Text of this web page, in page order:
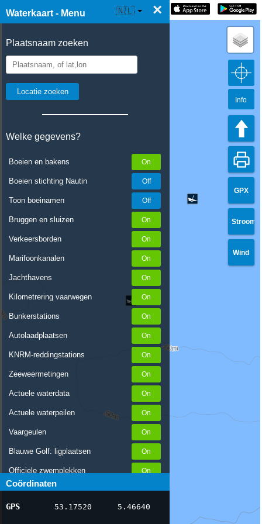
Waterkaart - Menu ×
Plaatsnaam zoeken
Welke gegevens?
Boeien en bakens
Boeien stichting Nautin
Toon boeinamen
Bruggen en sluizen
Verkeersborden
Marifoonkanalen
Jachthavens
Kilometrering vaarwegen
Bunkerstations
Autolaadplaatsen
KNRM-reddingstations
Zeeweermetingen
Actuele waterdata
Actuele waterpeilen
Vaargeulen
Blauwe Golf: ligplaatsen
Officiele zwemplekken
Stremmingen/hinder
AIS scheepsposities
Coördinaten
GPS 53.17520 5.46640
☰ Waterkaart Live 🇳🇱
GPX
Stroom
Wind
Info